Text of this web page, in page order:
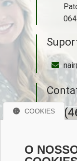
064
COOKIES
O